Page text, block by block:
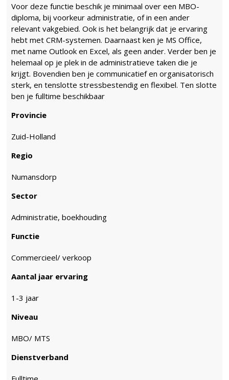
Voor deze functie beschik je minimaal over een MBO-
diploma, bij voorkeur administratie, of in een ander
relevant vakgebied. Ook is het belangrijk dat je ervaring
hebt met CRM-systemen. Daarnaast ken je MS Office,
met name Outlook en Excel, als geen ander. Verder ben je
helemaal op je plek in de administratieve taken die je
krijgt. Bovendien ben je communicatief en organisatorisch
sterk, en tenslotte stressbestendig en flexibel. Ten slotte
ben je fulltime beschikbaar
Provincie
Zuid-Holland
Regio
Numansdorp
Sector
Administratie, boekhouding
Functie
Commercieel/ verkoop
Aantal jaar ervaring
1-3 jaar
Niveau
MBO/ MTS
Dienstverband